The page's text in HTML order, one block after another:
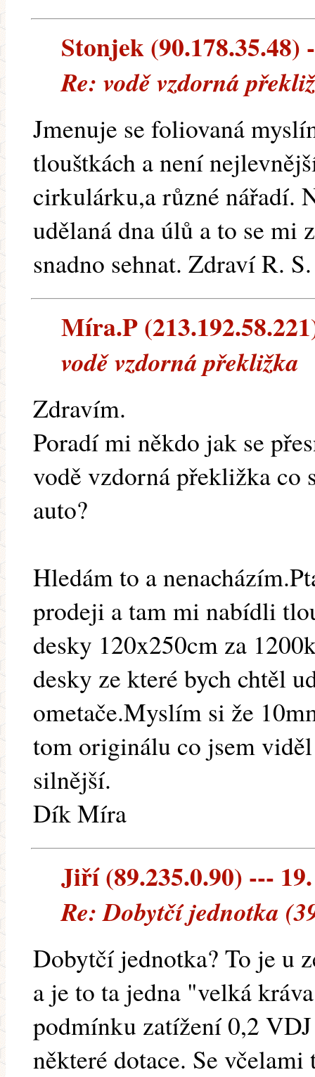
Stonjek (90.178.35.48)
Re: vodě vzdorná
Jmenuje se foliovaná
tlouštkách a není
cirkulárku,a různé nářadí.
udělaná dna úlů a to se mi
snadno sehnat. Zdraví R. S.
Míra.P
vodě vzdorná překližka
Zdravím.
Poradí mi někdo jak se
vodě vzdorná překližka co
auto?
Hledám to a
prodeji a tam mi nabídli
desky 120x250cm za
desky ze které bych chtěl
ometače.Myslím si že
tom originálu co jsem
silnější.
Dík Míra
Jiří (89.235.0.90) ---
Re: Dobytčí jednotka
Dobytčí jednotka? To je u
a je to ta jedna "velká
podmínku zatížení 0,2
některé dotace. Se